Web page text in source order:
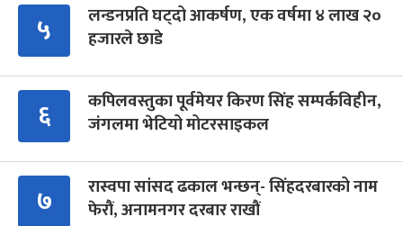
५
लन्डनप्रति घट्दो आकर्षण, एक वर्षमा ४ लाख २०
हजारले छाडे
६
कपिलवस्तुका पूर्वमेयर किरण सिंह सम्पर्कविहीन,
जंगलमा भेटियो मोटरसाइकल
७
रास्वपा सांसद ढकाल भन्छन्- सिंहदरबारको नाम
फेरौं, अनामनगर दरबार राखौं